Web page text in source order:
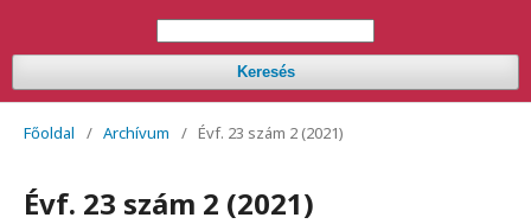
Keresés
Főoldal / Archívum / Évf. 23 szám 2 (2021)
Évf. 23 szám 2 (2021)